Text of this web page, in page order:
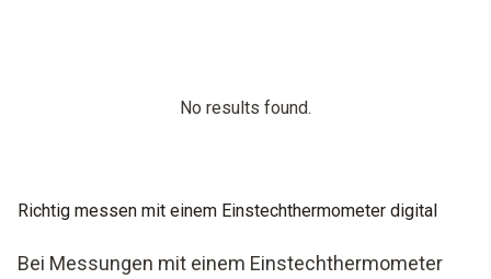
No results found.
Richtig messen mit einem Einstechthermometer digital
Bei Messungen mit einem Einstechthermometer